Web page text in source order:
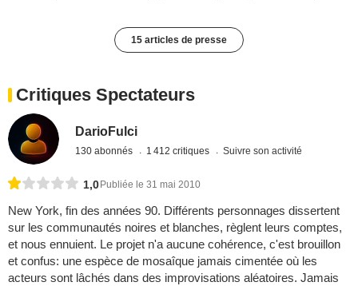
15 articles de presse
Critiques Spectateurs
DarioFulci
130 abonnés 1 412 critiques Suivre son activité
1,0 Publiée le 31 mai 2010
New York, fin des années 90. Différents personnages dissertent
sur les communautés noires et blanches, règlent leurs comptes,
et nous ennuient. Le projet n'a aucune cohérence, c'est brouillon
et confus: une espèce de mosaîque jamais cimentée où les
acteurs sont lâchés dans des improvisations aléatoires. Jamais